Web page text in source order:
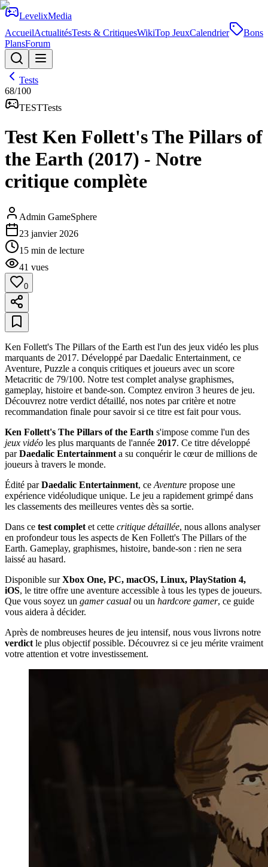
LevelixMedia
AccueilActualitésTests & CritiquesWikiTop JeuxCalendrier
Bons
PlansForum
Tests
68/100
TESTTests
Test Ken Follett's The Pillars of
the Earth (2017) - Notre
critique complète
Admin GameSphere
23 janvier 2026
15 min de lecture
41 vues
0
Ken Follett's The Pillars of the Earth est l'un des jeux vidéo les plus
marquants de 2017. Développé par Daedalic Entertainment, ce
Aventure, Puzzle a conquis critiques et joueurs avec un score
Metacritic de 79/100. Notre test complet analyse graphismes,
gameplay, histoire et bande-son. Comptez environ 3 heures de jeu.
Découvrez notre verdict détaillé, nos notes par critère et notre
recommandation finale pour savoir si ce titre est fait pour vous.
Ken Follett's The Pillars of the Earth s'impose comme l'un des
jeux vidéo les plus marquants de l'année 2017. Ce titre développé
parDaedalic Entertainment a su conquérir le cœur de millions de
joueurs à travers le monde.
Édité parDaedalic Entertainment, ce Aventure propose une
expérience vidéoludique unique. Le jeu a rapidement grimpé dans
les classements des meilleures ventes dès sa sortie.
Dans ce test complet et cette critique détaillée, nous allons analyser
en profondeur tous les aspects de Ken Follett's The Pillars of the
Earth. Gameplay, graphismes, histoire, bande-son : rien ne sera
laissé au hasard.
Disponible surXbox One, PC, macOS, Linux, PlayStation 4,
iOS, le titre offre une aventure accessible à tous les types de joueurs.
Que vous soyez un gamer casual ou un hardcore gamer, ce guide
vous aidera à décider.
Après de nombreuses heures de jeu intensif, nous vous livrons notre
verdict le plus objectif possible. Découvrez si ce jeu mérite vraiment
votre attention et votre investissement.